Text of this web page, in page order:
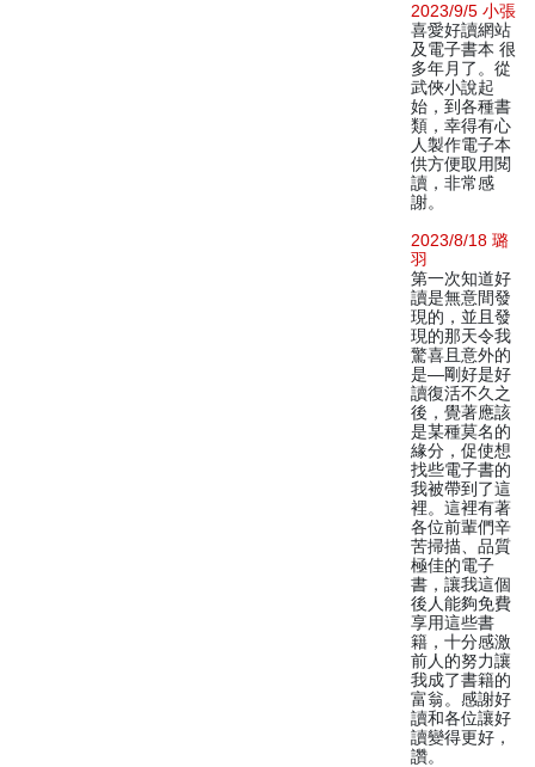
2023/9/5 小張
喜愛好讀網站
及電子書本 很
多年月了。從
武俠小說起
始，到各種書
類，幸得有心
人製作電子本
供方便取用閱
讀，非常感
謝。
2023/8/18 璐
羽
第一次知道好
讀是無意間發
現的，並且發
現的那天令我
驚喜且意外的
是—剛好是好
讀復活不久之
後，覺著應該
是某種莫名的
緣分，促使想
找些電子書的
我被帶到了這
裡。這裡有著
各位前輩們辛
苦掃描、品質
極佳的電子
書，讓我這個
後人能夠免費
享用這些書
籍，十分感激
前人的努力讓
我成了書籍的
富翁。感謝好
讀和各位讓好
讀變得更好，
讚。